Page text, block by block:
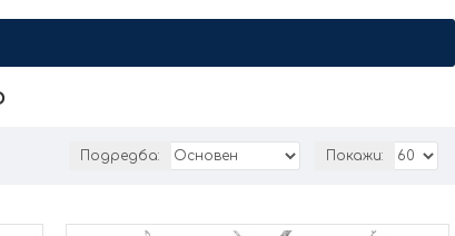
Подредба: Покажи: